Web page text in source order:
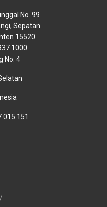
No. 99
Sepatan.
15520
1000
No. 4
015 151